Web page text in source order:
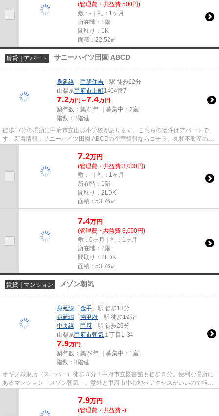
(管理費・共益費 500円)
敷：-｜礼：1ヶ月
所在階：1階
間取り：1K
面積：22.52㎡
賃貸｜アパート サニーハイツ田園 ABCD
身延線 「 甲斐住吉 」駅 徒歩22分
山梨県甲府市上町1404番7
7.2万円～7.4万円
築年数：築21年 ｜募集中： 2室
階数：2階建
徒歩17分の場所に甲府市立山城小学校があります。こちらの物件はアパートで
す。新着情報：サニーハイツ田園 ABCDの空室情報ならコチラ。丸和不動産のス
7.2万円
(管理費・共益費 3,000円)
敷：-｜礼：1ヶ月
所在階：1階
間取り：2LDK
面積：53.76㎡
7.4万円
(管理費・共益費 3,000円)
敷：0ヶ月｜礼：1ヶ月
所在階：2階
間取り：2LDK
面積：53.76㎡
賃貸｜マンション メゾン朝気
身延線 「 金手 」駅 徒歩13分
身延線 「 南甲府 」駅 徒歩19分
中央線 「 甲府 」駅 徒歩29分
山梨県甲府市朝気 １丁目1-34
7.9万円
築年数：築29年 ｜募集中： 1室
階数：3階建
オギノ城東店（スーパー）徒歩３分！甲府市立図書館も徒歩５分。便利な場所に
あるマンション「メゾン朝気」。意外と甲府市中心地へアクセスがいいので転勤
7.9万円
(管理費・共益費 -)